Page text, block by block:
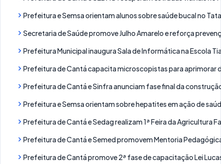
Prefeitura e Semsa orientam alunos sobre saúde bucal no
Secretaria de Saúde promove Julho Amarelo e reforça
Prefeitura Municipal inaugura Sala de Informática na Escola
Prefeitura de Cantá capacita microscopistas para aprimorar
Prefeitura de Cantá e Sinfra anunciam fase final da
Prefeitura e Semsa orientam sobre hepatites em ação de
Prefeitura de Cantá e Sedag realizam 1ª Feira da Agricultura
Prefeitura de Cantá e Semed promovem Mentoria
Prefeitura de Cantá promove 2ª fase de capacitação Lei